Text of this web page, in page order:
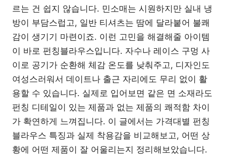
르는 건 쉽지 않습니다. 민소매는 시원하지만 실내 냉
방이 부담스럽고, 일반 티셔츠는 땀에 달라붙어 불쾌
감이 생기기 마련이죠. 이런 고민을 해결해줄 아이템
이 바로 펀칭블라우스입니다. 자수나 레이스 구멍 사
이로 공기가 순환해 체감 온도를 낮춰주고, 디자인도
여성스러워서 데이트나 출근 자리에도 무리 없이 활
용할 수 있습니다. 실제로 입어보면 같은 면 소재라도
펀칭 디테일이 있는 제품과 없는 제품의 쾌적함 차이
가 확연하게 느껴집니다. 이 글에서는 가격대별 펀칭
블라우스 특징과 실제 착용감을 비교해보고, 어떤 상
황에 어떤 제품이 잘 어울리는지 정리해보았습니다.